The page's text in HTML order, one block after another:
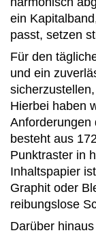
ein
passt, setzen
Für den
und ein
Hierbei haben
Anforderungen
besteht aus
Punktraster in
Inhaltspapier
Graphit oder
reibungslose
Darüber